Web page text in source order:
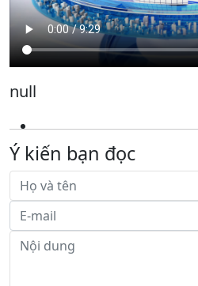
null
Ý kiến bạn đọc